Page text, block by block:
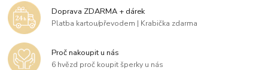
Doprava ZDARMA + dárek
Platba kartou/převodem | Krabička zdarma
Proč nakoupit u nás
6 hvězd proč koupit šperky u nás